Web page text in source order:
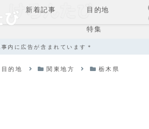
新着記事 目的地
特集
事内に広告が含まれています＊
目的地 関東地方 栃木県